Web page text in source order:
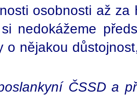
osobnosti až
nedokážeme
o nějakou
ČSSD a